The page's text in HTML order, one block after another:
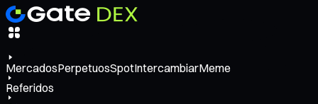
MercadosPerpetuosSpotIntercambiarMeme
Referidos